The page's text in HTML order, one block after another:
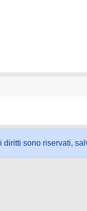
diritti sono riservati,